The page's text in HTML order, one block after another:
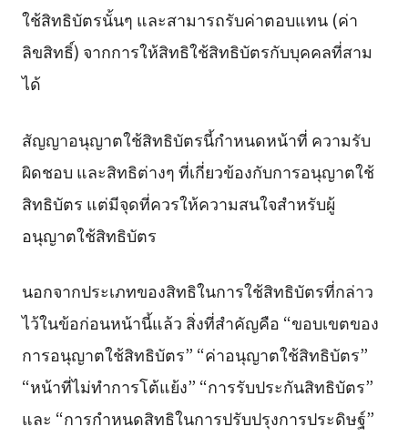
ใช้สิทธิบัตรนั้นๆ และสามารถรับค่าตอบแทน (ค่า
ลิขสิทธิ์) จากการให้สิทธิใช้สิทธิบัตรกับบุคคลที่สาม
ได้
สัญญาอนุญาตใช้สิทธิบัตรนี้กำหนดหน้าที่ ความรับ
ผิดชอบ และสิทธิต่างๆ ที่เกี่ยวข้องกับการอนุญาตใช้
สิทธิบัตร แต่มีจุดที่ควรให้ความสนใจสำหรับผู้
อนุญาตใช้สิทธิบัตร
นอกจากประเภทของสิทธิในการใช้สิทธิบัตรที่กล่าว
ไว้ในข้อก่อนหน้านี้แล้ว สิ่งที่สำคัญคือ “ขอบเขตของ
การอนุญาตใช้สิทธิบัตร” “ค่าอนุญาตใช้สิทธิบัตร”
“หน้าที่ไม่ทำการโต้แย้ง” “การรับประกันสิทธิบัตร”
และ “การกำหนดสิทธิในการปรับปรุงการประดิษฐ์”